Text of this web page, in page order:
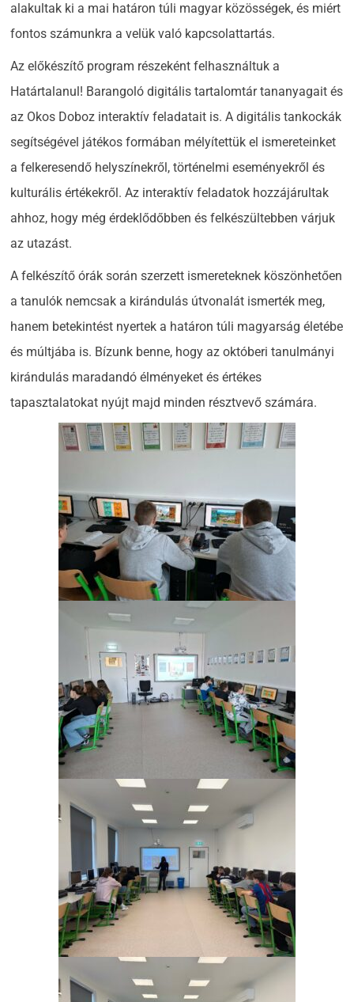
alakultak ki a mai határon túli magyar közösségek, és miért
fontos számunkra a velük való kapcsolattartás.
Az előkészítő program részeként felhasználtuk a
Határtalanul! Barangoló digitális tartalomtár tananyagait és
az Okos Doboz interaktív feladatait is. A digitális tankockák
segítségével játékos formában mélyítettük el ismereteinket
a felkeresendő helyszínekről, történelmi eseményekről és
kulturális értékekről. Az interaktív feladatok hozzájárultak
ahhoz, hogy még érdeklődőbben és felkészültebben várjuk
az utazást.
A felkészítő órák során szerzett ismereteknek köszönhetően
a tanulók nemcsak a kirándulás útvonalát ismerték meg,
hanem betekintést nyertek a határon túli magyarság életébe
és múltjába is. Bízunk benne, hogy az októberi tanulmányi
kirándulás maradandó élményeket és értékes
tapasztalatokat nyújt majd minden résztvevő számára.